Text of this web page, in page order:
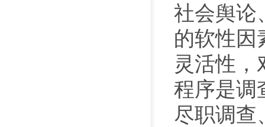
社会舆论
的软性因
灵活性，
程序是调
尽职调查